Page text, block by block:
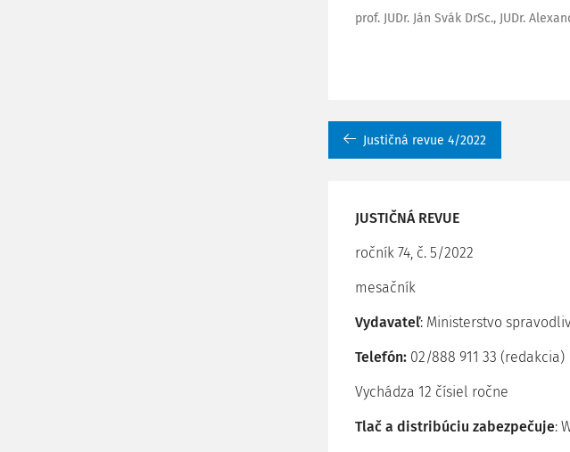
prof. JUDr. Ján Svák DrSc., JUDr.
Justičná revue 4/2022
JUSTIČNÁ REVUE
ročník 74, č. 5/2022
mesačník
Vydavateľ: Ministerstvo
Telefón: 02/888 911 33 (redakcia)
Vychádza 12 čísiel ročne
Tlač a distribúciu zabezpečuje: